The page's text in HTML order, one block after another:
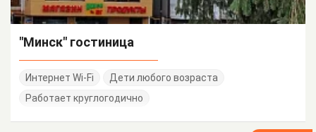
"Минск" гостиница
Интернет Wi-Fi
Дети любого возраста
Работает круглогодично